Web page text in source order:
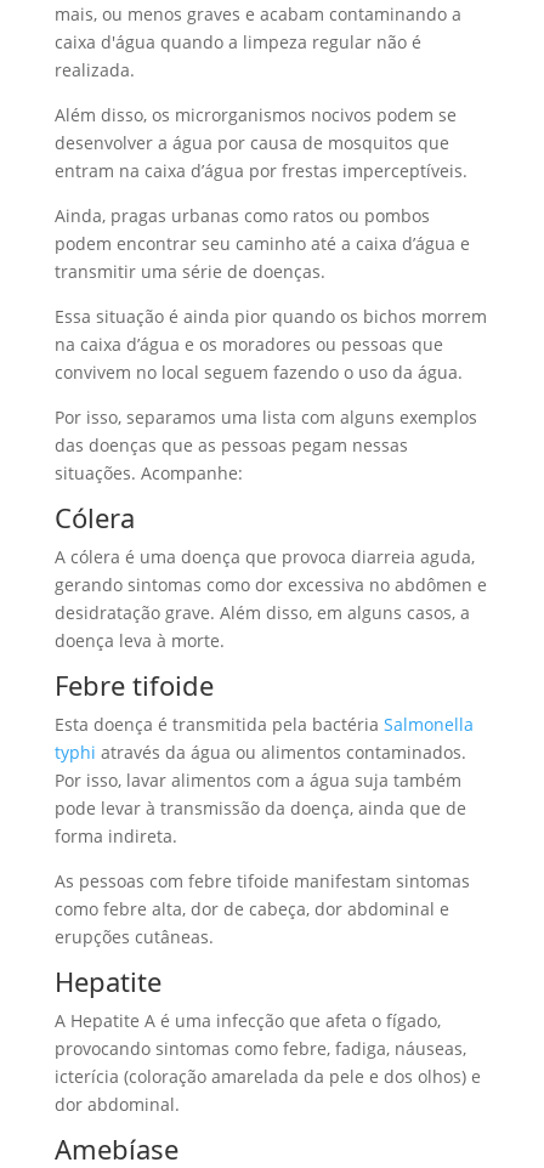
mais, ou menos graves e acabam contaminando a
caixa d'água quando a limpeza regular não é
realizada.
Além disso, os microrganismos nocivos podem se
desenvolver a água por causa de mosquitos que
entram na caixa d’água por frestas imperceptíveis.
Ainda, pragas urbanas como ratos ou pombos
podem encontrar seu caminho até a caixa d’água e
transmitir uma série de doenças.
Essa situação é ainda pior quando os bichos morrem
na caixa d’água e os moradores ou pessoas que
convivem no local seguem fazendo o uso da água.
Por isso, separamos uma lista com alguns exemplos
das doenças que as pessoas pegam nessas
situações. Acompanhe:
Cólera
A cólera é uma doença que provoca diarreia aguda,
gerando sintomas como dor excessiva no abdômen e
desidratação grave. Além disso, em alguns casos, a
doença leva à morte.
Febre tifoide
Esta doença é transmitida pela bactéria Salmonella
typhi através da água ou alimentos contaminados.
Por isso, lavar alimentos com a água suja também
pode levar à transmissão da doença, ainda que de
forma indireta.
As pessoas com febre tifoide manifestam sintomas
como febre alta, dor de cabeça, dor abdominal e
erupções cutâneas.
Hepatite
A Hepatite A é uma infecção que afeta o fígado,
provocando sintomas como febre, fadiga, náuseas,
icterícia (coloração amarelada da pele e dos olhos) e
dor abdominal.
Amebíase